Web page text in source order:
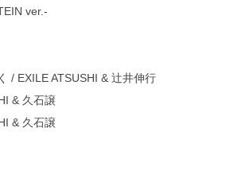
ver.-
/ EXILE ATSUSHI & 辻井伸行
& 久石譲
& 久石譲